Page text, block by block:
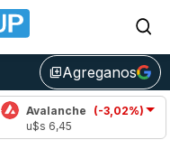
library_addAgreganos
(-3,02%)